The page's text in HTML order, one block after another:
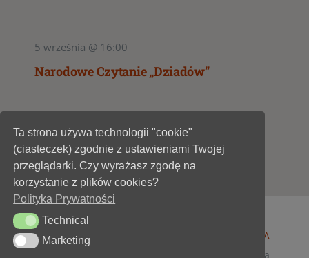
5 września @ 16:00
Narodowe Czytanie „Dziadów”
1
© 1947 - 2026 •
Miejska Biblioteka Publiczna im. A
• wszelkie prawa
Ta strona używa technologii "cookie"
(ciasteczek) zgodnie z ustawieniami Twojej
przeglądarki. Czy wyrażasz zgodę na
korzystanie z plików cookies?
Polityka Prywatności
TechnicalTechnical
MarketingMarketing